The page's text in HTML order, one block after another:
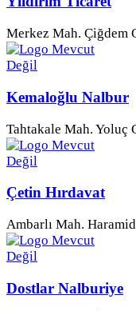
Merkez Mah. Çiğdem
Kemaloğlu Nalbur
Tahtakale Mah. Yoluç
Çetin Hırdavat
Ambarlı Mah.
Dostlar Nalburiye